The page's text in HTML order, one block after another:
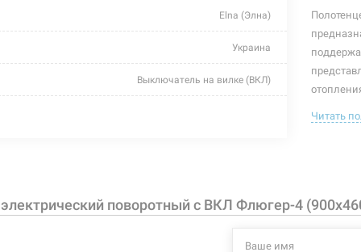
Elna (Элна)
Украина
Выключатель на вилке (ВКЛ)
900 мм
124 Вт
Читать
поворотный с ВКЛ Флюгер-4